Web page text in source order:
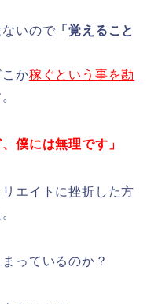
いので 「覚えること
か稼ぐという事を勘
、僕には無理です」
エイトに挫折した方
っているのか？